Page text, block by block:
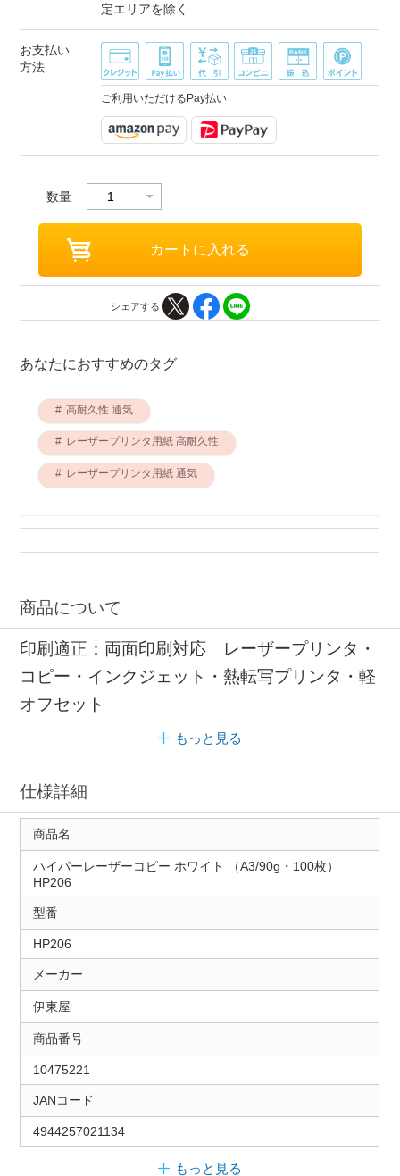
定エリアを除く
お支払い
方法
ご利用いただけるPay払い
数量
シェアする
あなたにおすすめのタグ
高耐久性 通気
レーザープリンタ用紙 高耐久性
レーザープリンタ用紙 通気
商品について
印刷適正：両面印刷対応 レーザープリンタ・
コピー・インクジェット・熱転写プリンタ・軽
オフセット
もっと見る
仕様詳細
商品名
ハイパーレーザーコピー ホワイト （A3/90g・100枚）
HP206
型番
HP206
メーカー
伊東屋
商品番号
10475221
JANコード
4944257021134
もっと見る